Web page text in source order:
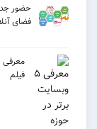
حضور
فضای آنلاین فروش
معرفی ۵
فیلم